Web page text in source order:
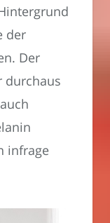
der
Der
durchaus
infrage